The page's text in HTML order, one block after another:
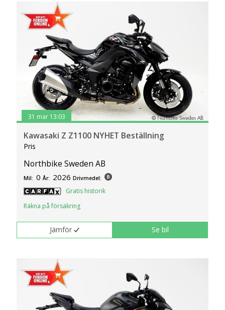
31 mar 13:03
Kawasaki Z Z1100 NYHET Beställning
Pris
Northbike Sweden AB
Mil: 0 År: 2026 Drivmedel:
Gratis historik
Räkna på försäkring
Jämför Se bil